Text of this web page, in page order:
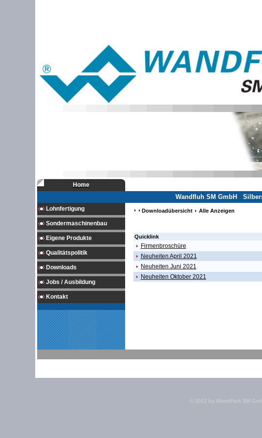
Home
Wandfluh SM GmbH
Lohnfertigung
Sondermaschinenbau
Eigene Produkte
Qualitätspolitik
Downloads
Jobs / Ausbildung
Kontakt
Downloadübersicht Alle Anzeigen
Quicklink
Firmenbroschüre
Neuheiten April 2021
Neuheiten Juni 2021
Neuheiten Oktober 2021
© 2012 by Wandfluh SM